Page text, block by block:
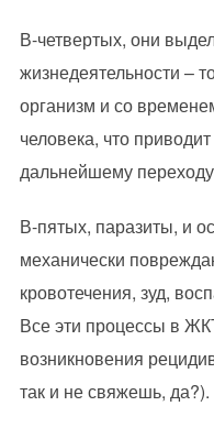
В-четвертых, они
жизнедеятельности –
организм и со
человека, что
дальнейшему
В-пятых, паразиты, и
механически
кровотечения, зуд,
Все эти процессы в
возникновения
так и не свяжешь, да?).